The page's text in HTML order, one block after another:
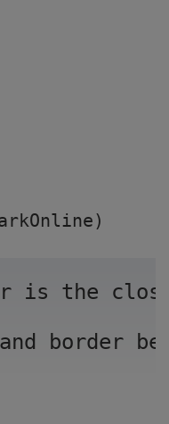
is the
border